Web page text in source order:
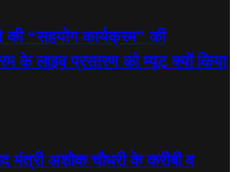
की “सहयोग कार्यक्रम” की
लाइव प्रसारण को म्यूट क्यों किया
अशोक चौधरी के करीबी व